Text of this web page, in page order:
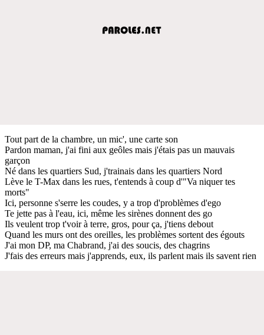
Tout part de la chambre, un mic', une carte son
Pardon maman, j'ai fini aux geôles mais j'étais pas un mauvais
garçon
Né dans les quartiers Sud, j'trainais dans les quartiers Nord
Lève le T-Max dans les rues, t'entends à coup d'"Va niquer tes
morts"
Ici, personne s'serre les coudes, y a trop d'problèmes d'ego
Te jette pas à l'eau, ici, même les sirènes donnent des go
Ils veulent trop t'voir à terre, gros, pour ça, j'tiens debout
Quand les murs ont des oreilles, les problèmes sortent des égouts
J'ai mon DP, ma Chabrand, j'ai des soucis, des chagrins
J'fais des erreurs mais j'apprends, eux, ils parlent mais ils savent rien